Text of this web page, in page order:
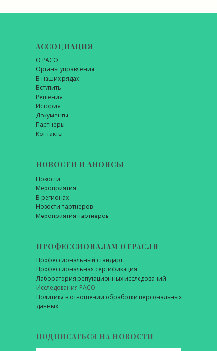
АССОЦИАЦИЯ
О РАСО
Органы управления
В наших рядах
Вступить
Решения
История
Документы
Партнеры
Контакты
НОВОСТИ И АНОНСЫ
Новости
Мероприятия
В регионах
Новости партнеров
Мероприятия партнеров
ПРОФЕССИОНАЛАМ ОТРАСЛИ
Профессиональный стандарт
Профессиональная сертификация
Лаборатория репутационных исследований
Исследования РАСО
Политика в отношении обработки персональных
данных
ПОДПИСАТЬСЯ НА НОВОСТИ